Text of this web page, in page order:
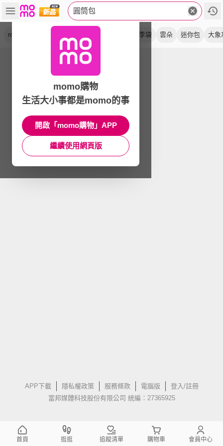
圓筒包
rollin 行李袋 雲朵 迷你包 大象
APP下載 隱私權政策 服務條款 電腦版
登入/註冊
富邦媒體科技股份有限公司 統編：27365925
momo購物
生活大小事都是momo的事
開啟「momo購物」APP
繼續使用網頁版
首頁 逛逛 追蹤清單 購物車 會員中心